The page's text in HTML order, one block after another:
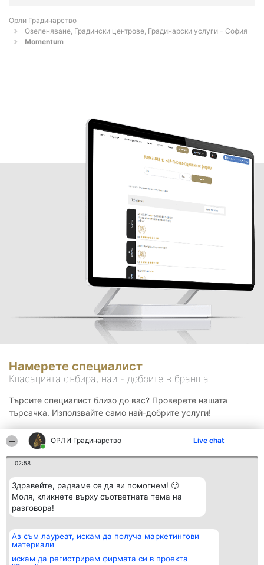
ОРЛИ Градинарство Live chat
02:58
Здравейте, радваме се да ви помогнем! 🙂
Моля, кликнете върху съответната тема на
разговора!
Аз съм лауреат, искам да получа маркетингови
материали
искам да регистрирам фирмата си в проекта
Орли Градинарство
Озеленяване, Градински центрове, Градинарски услуги - София
Momentum
Намерете специалист
Класацията събира, най - добрите в бранша.
Търсите специалист близо до вас? Проверете нашата
търсачка. Използвайте само най-добрите услуги!
Организатор на
класиране
BulevardulAleea Timișul De
Класация
всички
Контакти